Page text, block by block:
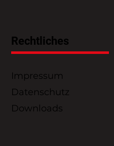
Rechtliches
Impressum
Datenschutz
Downloads